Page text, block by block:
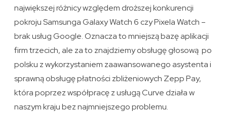
największej różnicy względem droższej konkurencji
pokroju Samsunga Galaxy Watch 6 czy Pixela Watch –
brak usług Google. Oznacza to mniejszą bazę aplikacji
firm trzecich, ale za to znajdziemy obsługę głosową po
polsku z wykorzystaniem zaawansowanego asystenta i
sprawną obsługę płatności zbliżeniowych Zepp Pay,
która poprzez współpracę z usługą Curve działa w
naszym kraju bez najmniejszego problemu.